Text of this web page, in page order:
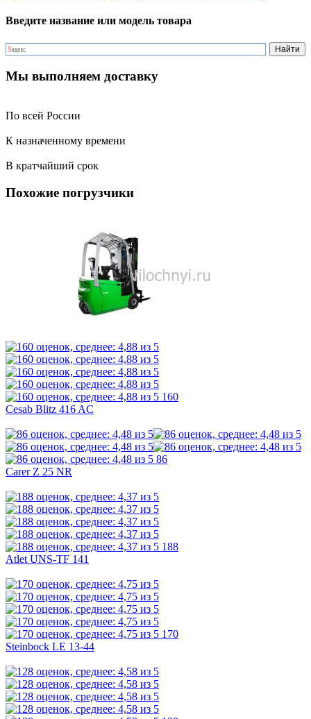
Введите название или модель товара
Мы выполняем доставку
По всей России
К назначенному времени
В кратчайший срок
Похожие погрузчики
160
Cesab Blitz 416 AC
86
Carer Z 25 NR
188
Atlet UNS-TF 141
170
Steinbock LE 13-44